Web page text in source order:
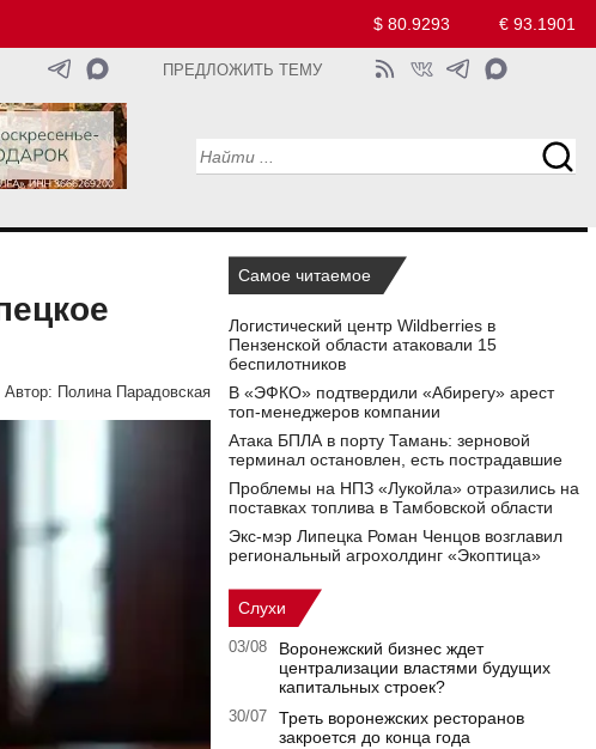
$ 80.9293 € 93.1901
ПРЕДЛОЖИТЬ ТЕМУ
Автор: Полина Парадовская
Самое читаемое
Логистический центр Wildberries в
Пензенской области атаковали 15
беспилотников
В «ЭФКО» подтвердили «Абирегу» арест
топ-менеджеров компании
Атака БПЛА в порту Тамань: зерновой
терминал остановлен, есть пострадавшие
Проблемы на НПЗ «Лукойла» отразились на
поставках топлива в Тамбовской области
Экс-мэр Липецка Роман Ченцов возглавил
региональный агрохолдинг «Экоптица»
Слухи
03/08
Воронежский бизнес ждет
централизации властями будущих
капитальных строек?
30/07
Треть воронежских ресторанов
закроется до конца года